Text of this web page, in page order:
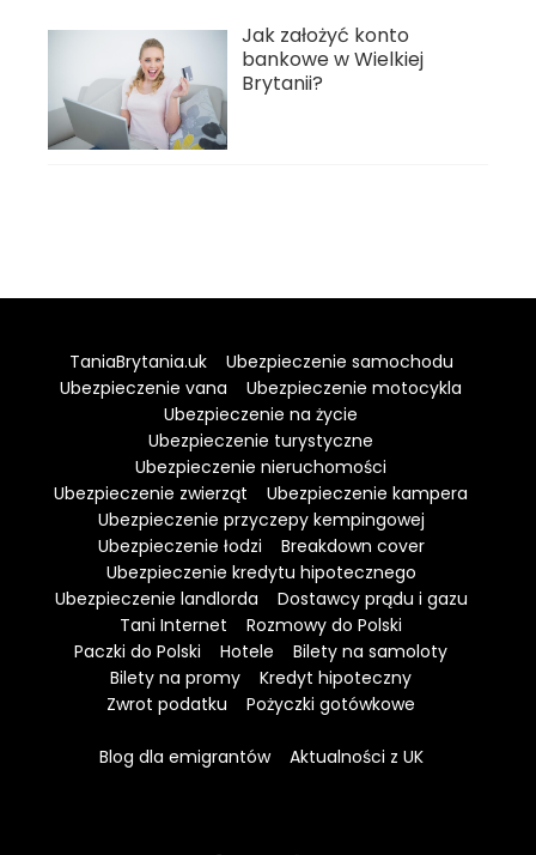
Jak założyć konto
bankowe w Wielkiej
Brytanii?
TaniaBrytania.uk
Ubezpieczenie samochodu
Ubezpieczenie vana
Ubezpieczenie motocykla
Ubezpieczenie na życie
Ubezpieczenie turystyczne
Ubezpieczenie nieruchomości
Ubezpieczenie zwierząt
Ubezpieczenie kampera
Ubezpieczenie przyczepy kempingowej
Ubezpieczenie łodzi
Breakdown cover
Ubezpieczenie kredytu hipotecznego
Ubezpieczenie landlorda
Dostawcy prądu i gazu
Tani Internet
Rozmowy do Polski
Paczki do Polski
Hotele
Bilety na samoloty
Bilety na promy
Kredyt hipoteczny
Zwrot podatku
Pożyczki gotówkowe
Blog dla emigrantów Aktualności z UK